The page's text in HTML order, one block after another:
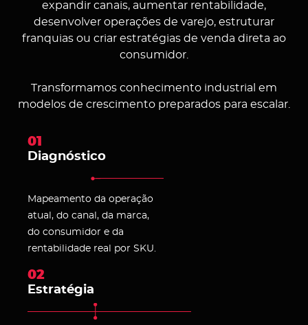
expandir canais, aumentar rentabilidade,
desenvolver operações de varejo, estruturar
franquias ou criar estratégias de venda direta ao
consumidor.
Transformamos conhecimento industrial em
modelos de crescimento preparados para escalar.
01
Diagnóstico
Mapeamento da operação
atual, do canal, da marca,
do consumidor e da
rentabilidade real por SKU.
02
Estratégia